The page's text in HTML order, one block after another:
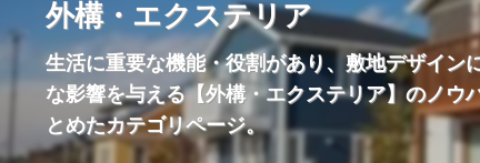
外構・エクステリア
生活に重要な機能・役割があり、敷地デザイン
な影響を与える【外構・エクステリア】のノウ
とめたカテゴリページ。